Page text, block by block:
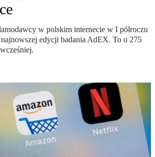
w polskim internecie w I półroczu
edycji badania AdEX. To o 275